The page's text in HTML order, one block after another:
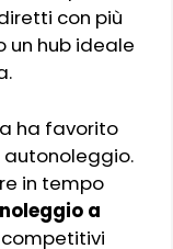
con più
un hub ideale
ha favorito
autonoleggio.
in tempo
a
competitivi